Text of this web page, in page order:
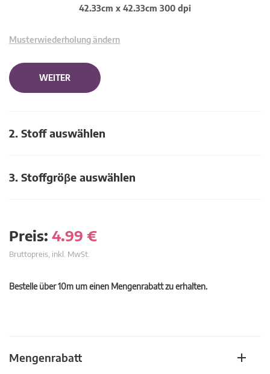
42.33cm x 42.33cm 300 dpi
Musterwiederholung ändern
WEITER
2. Stoff auswählen
3. Stoffgröβe auswählen
Preis: 4.99 €
Bruttopreis, inkl. MwSt.
Bestelle über 10m um einen Mengenrabatt zu erhalten.
Mengenrabatt